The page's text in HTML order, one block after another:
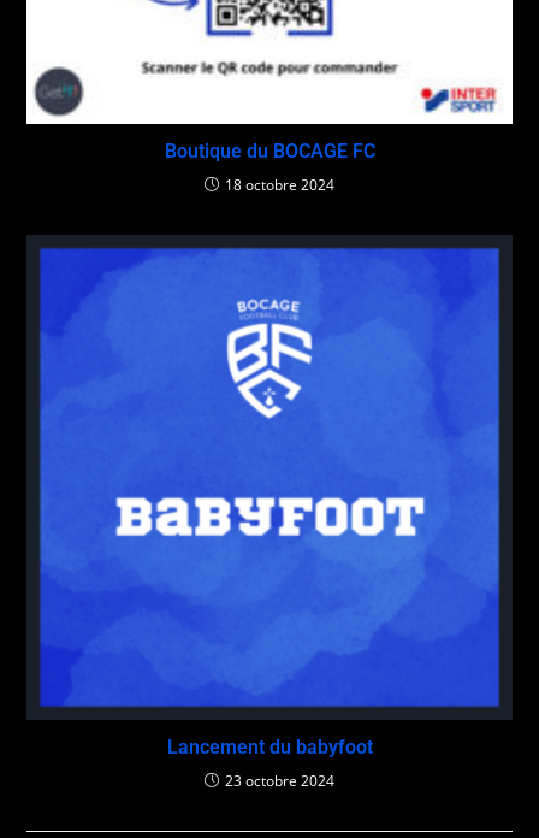
Boutique du BOCAGE FC
18 octobre 2024
Lancement du babyfoot
23 octobre 2024